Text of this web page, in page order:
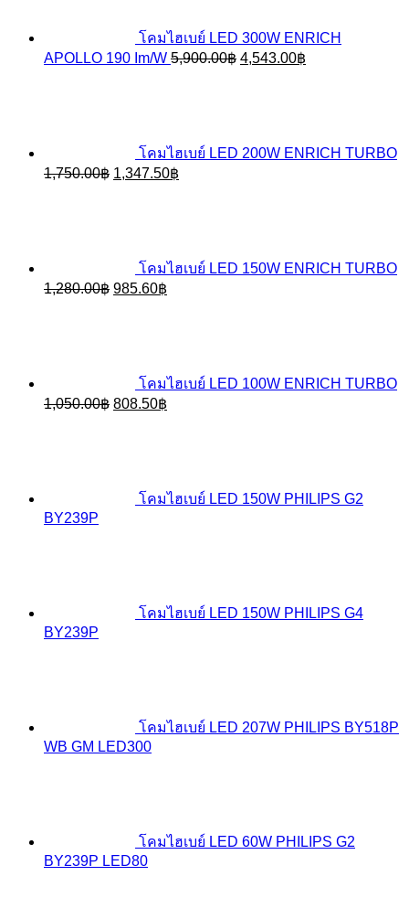
โคมไฮเบย์ LED 300W ENRICH
APOLLO 190 Im/W 5,900.00฿ Original
4,543.00฿
โคมไฮเบย์ LED 200W ENRICH TURBO
1,750.00฿ Original
1,347.50฿
โคมไฮเบย์ LED 150W ENRICH TURBO
1,280.00฿ Original
985.60฿
โคมไฮเบย์ LED 100W ENRICH TURBO
1,050.00฿ Original
808.50฿
โคมไฮเบย์ LED 150W PHILIPS G2
BY239P
โคมไฮเบย์ LED 150W PHILIPS G4
BY239P
โคมไฮเบย์ LED 207W PHILIPS BY518P
WB GM LED300
โคมไฮเบย์ LED 60W PHILIPS G2
BY239P LED80